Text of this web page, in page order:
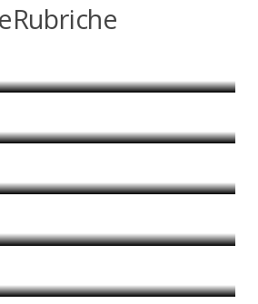
interrotta
nel Mediterraneo
Castle amongst Castles
Slow Aquileia
Figure Out